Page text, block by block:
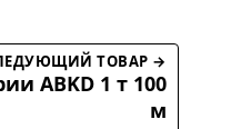
ТОВАР →
ABKD 1 т 100
м